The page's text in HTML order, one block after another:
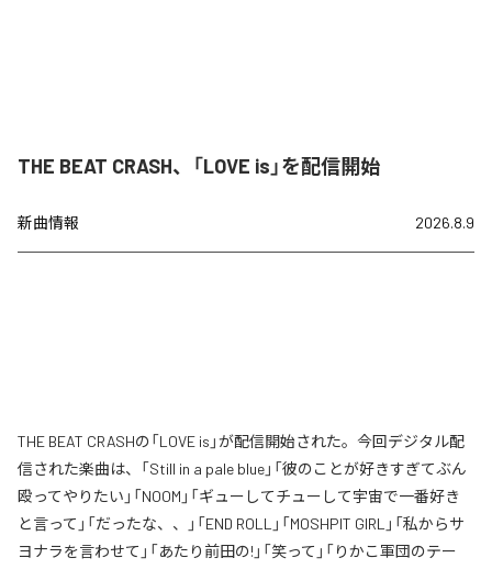
THE BEAT CRASH、「LOVE is」を配信開始
新曲情報 2026.8.9
THE BEAT CRASHの「LOVE is」が配信開始された。今回デジタル配
信された楽曲は、「Still in a pale blue」「彼のことが好きすぎてぶん
殴ってやりたい」「NOOM」「ギューしてチューして宇宙で一番好き
と言って」「だったな、、」「END ROLL」「MOSHPIT GIRL」「私からサ
ヨナラを言わせて」「あたり前田の!」「笑って」「りかこ軍団のテー